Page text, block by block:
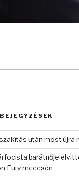
után most újra
barátnője
Fury meccsén